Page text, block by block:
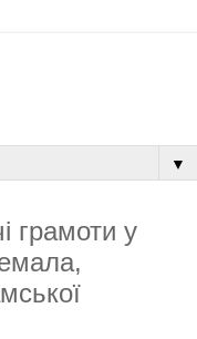
▼
грамоти у